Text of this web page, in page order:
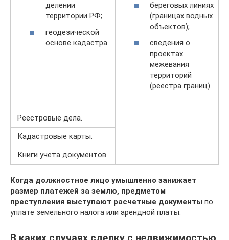
делении
территории РФ;
геодезической
основе кадастра.
береговых линиях
(границах водных
объектов);
сведения о
проектах
межевания
территорий
(реестра границ).
Реестровые дела.
Кадастровые карты.
Книги учета документов.
Когда должностное лицо умышленно занижает
размер платежей за землю, предметом
преступления выступают расчетные документы по
уплате земельного налога или арендной платы.